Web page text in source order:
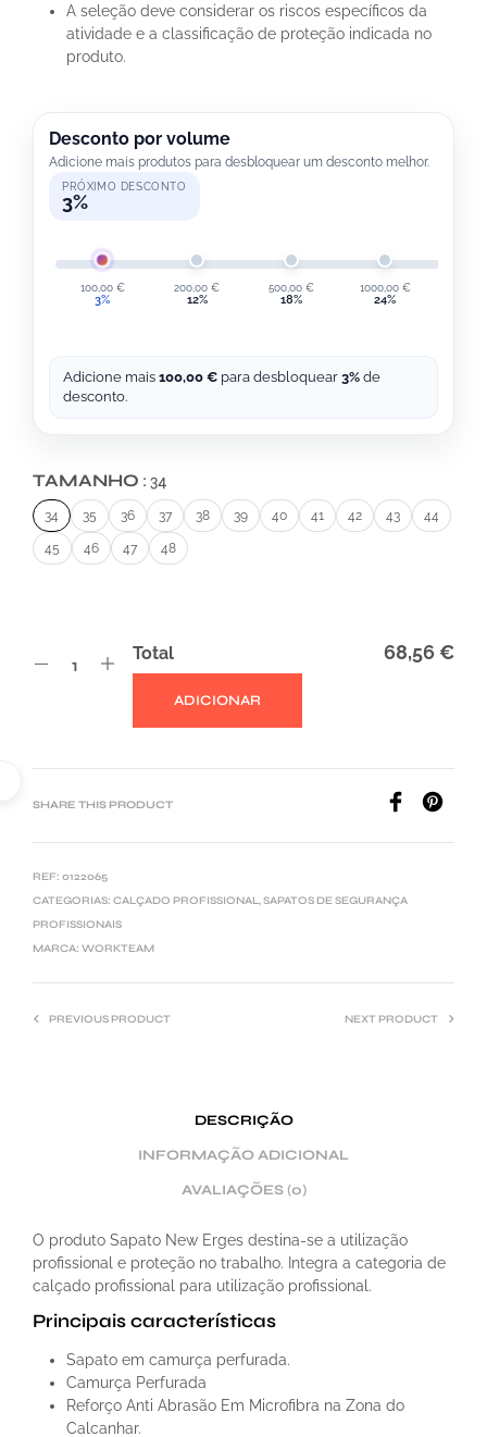
A seleção deve considerar os riscos específicos da
atividade e a classificação de proteção indicada no
produto.
Desconto por volume
Adicione mais produtos para desbloquear um desconto melhor.
PRÓXIMO DESCONTO
3%
100,00 €
3%
200,00 €
12%
500,00 €
18%
1000,00 €
24%
Adicione mais 100,00 € para desbloquear 3% de
desconto.
TAMANHO 34
34 35 36 37 38 39 40 41 42 43 44
45 46 47 48
Total 68,56 €
ADICIONAR
T
SHARE THIS PRODUCT
REF: 0122065
CATEGORIAS: CALÇADO PROFISSIONAL,SAPATOS DE SEGURANÇA
PROFISSIONAIS
MARCA: WORKTEAM
PREVIOUS PRODUCT NEXT PRODUCT
DESCRIÇÃO
INFORMAÇÃO ADICIONAL
AVALIAÇÕES (0)
O produto Sapato New Erges destina-se a utilização
profissional e proteção no trabalho. Integra a categoria de
calçado profissional para utilização profissional.
Principais características
Sapato em camurça perfurada.
Camurça Perfurada
Reforço Anti Abrasão Em Microfibra na Zona do
Calcanhar.